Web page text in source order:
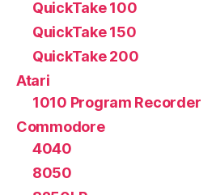
QuickTake 100
QuickTake 150
QuickTake 200
Atari
1010 Program Recorder
Commodore
4040
8050